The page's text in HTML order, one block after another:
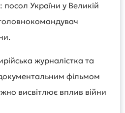
України у Великій
журналістка та
фільмом
висвітлює вплив війни